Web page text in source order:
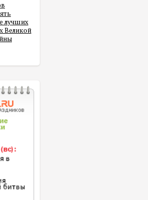
лучших
Великой